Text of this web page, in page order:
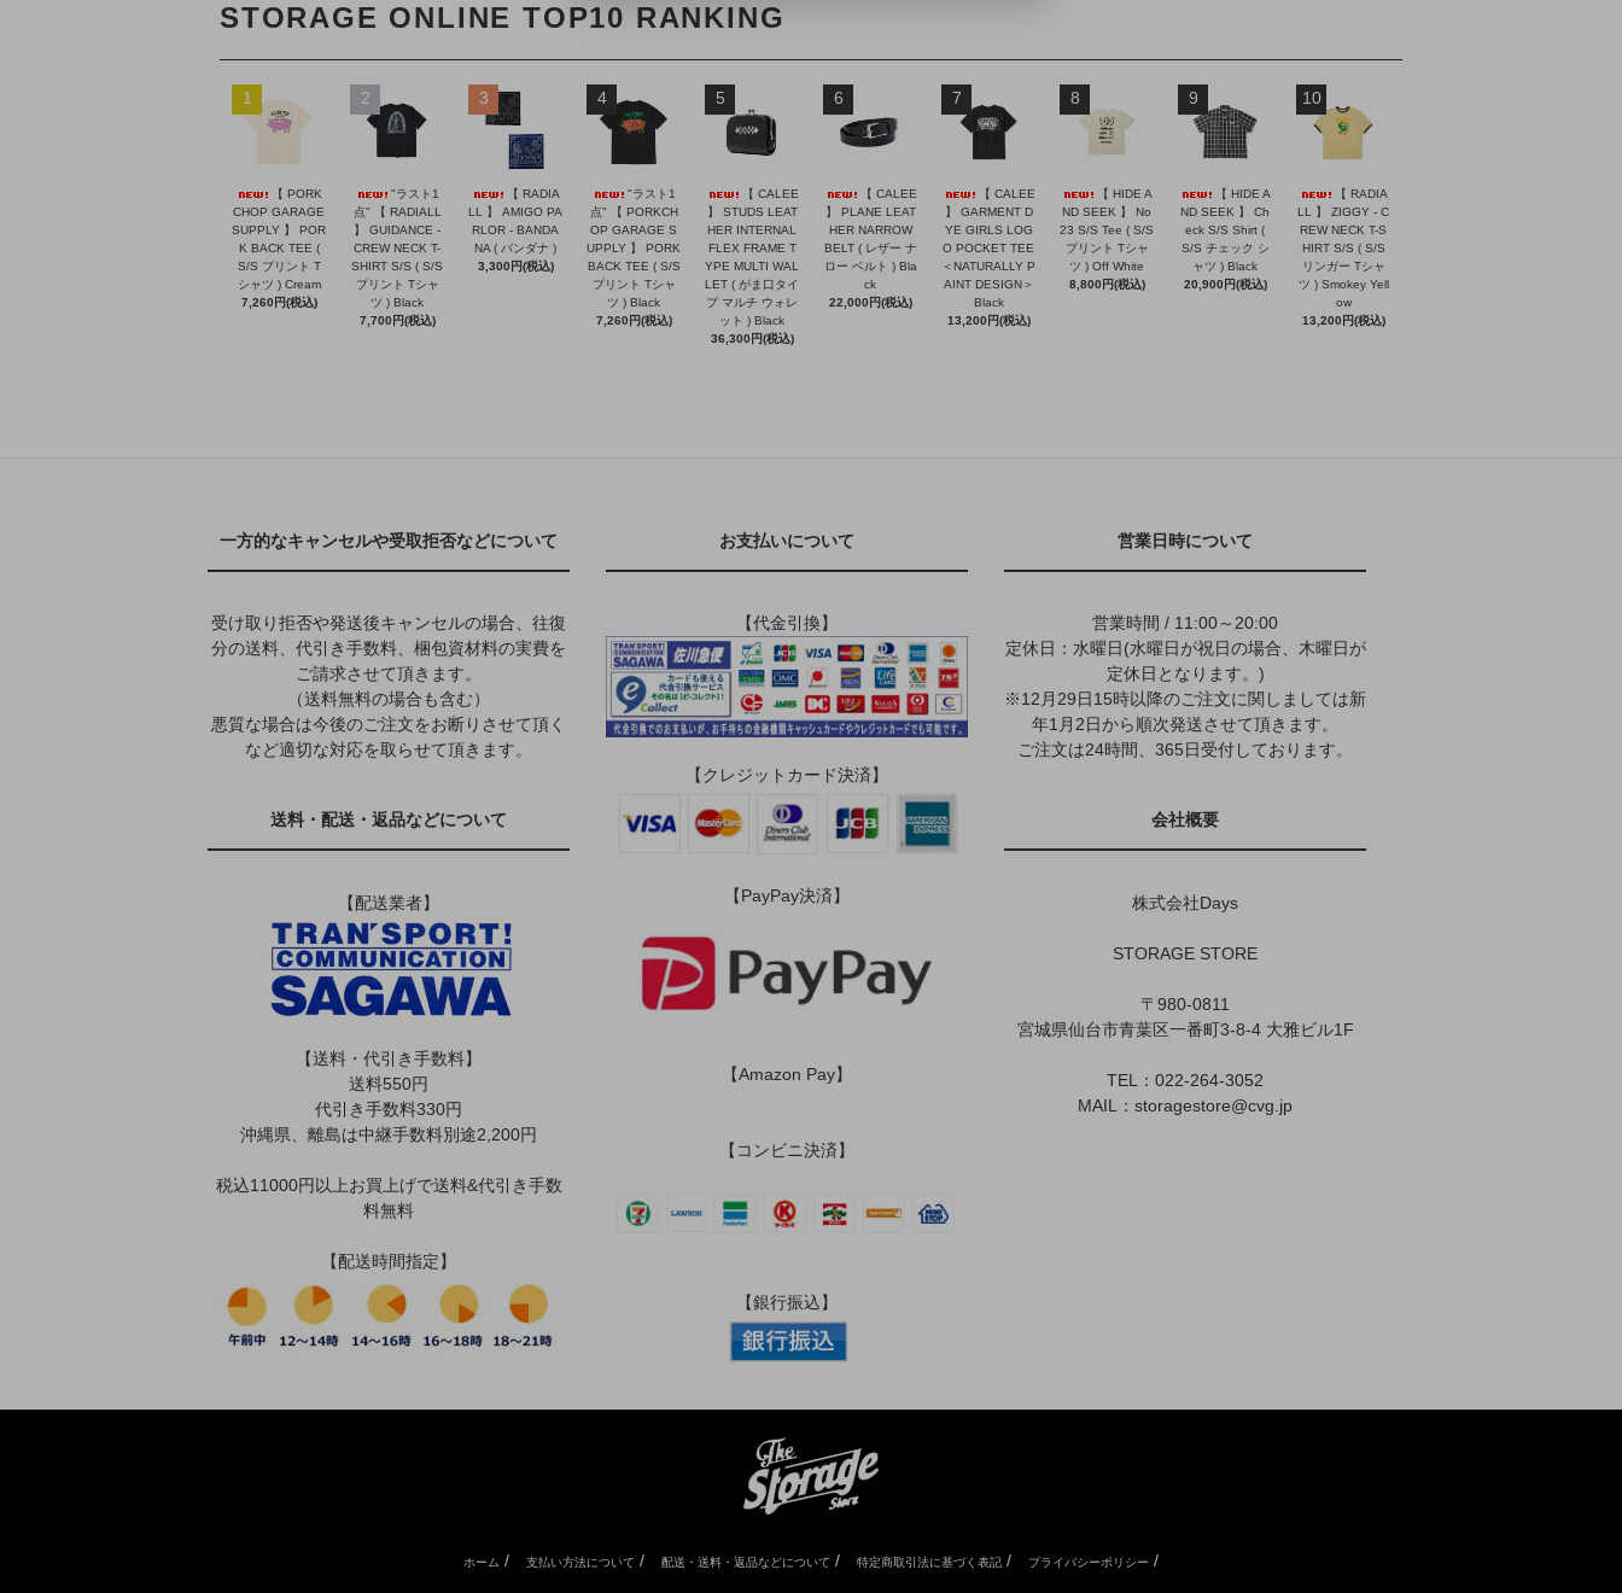
STORAGE ONLINE TOP10 RANKING
1
【 PORK
CHOP GARAGE
SUPPLY 】 POR
K BACK TEE (
S/S プリント T
シャツ ) Cream
7,260円(税込)
2
"ラスト1
点" 【 RADIALL
】 GUIDANCE -
CREW NECK T-
SHIRT S/S ( S/S
プリント Tシャ
ツ ) Black
7,700円(税込)
3
【 RADIA
LL 】 AMIGO PA
RLOR - BANDA
NA ( バンダナ )
3,300円(税込)
4
"ラスト1
点" 【 PORKCH
OP GARAGE S
UPPLY 】 PORK
BACK TEE ( S/S
プリント Tシャ
ツ ) Black
7,260円(税込)
5
【 CALEE
】 STUDS LEAT
HER INTERNAL
FLEX FRAME T
YPE MULTI WAL
LET ( がま口タイ
プ マルチ ウォレ
ット ) Black
36,300円(税込)
6
【 CALEE
】 PLANE LEAT
HER NARROW
BELT ( レザー ナ
ロー ベルト ) Bla
ck
22,000円(税込)
7
【 CALEE
】 GARMENT D
YE GIRLS LOG
O POCKET TEE
＜NATURALLY P
AINT DESIGN＞
Black
13,200円(税込)
8
【 HIDE A
ND SEEK 】 No
23 S/S Tee ( S/S
プリント Tシャ
ツ ) Off White
8,800円(税込)
9
【 HIDE A
ND SEEK 】 Ch
eck S/S Shirt (
S/S チェック シ
ャツ ) Black
20,900円(税込)
10
【 RADIA
LL 】 ZIGGY - C
REW NECK T-S
HIRT S/S ( S/S
リンガー Tシャ
ツ ) Smokey Yell
ow
13,200円(税込)
一方的なキャンセルや受取拒否などについて
受け取り拒否や発送後キャンセルの場合、往復
分の送料、代引き手数料、梱包資材料の実費を
ご請求させて頂きます。
（送料無料の場合も含む）
悪質な場合は今後のご注文をお断りさせて頂く
など適切な対応を取らせて頂きます。
送料・配送・返品などについて
【配送業者】
【送料・代引き手数料】
送料550円
代引き手数料330円
沖縄県、離島は中継手数料別途2,200円
税込11000円以上お買上げで送料&代引き手数
料無料
【配送時間指定】
お支払いについて
【代金引換】
【クレジットカード決済】
【PayPay決済】
【Amazon Pay】
【コンビニ決済】
【銀行振込】
営業日時について
営業時間 / 11:00～20:00
定休日：水曜日(水曜日が祝日の場合、木曜日が
定休日となります。)
※12月29日15時以降のご注文に関しましては新
年1月2日から順次発送させて頂きます。
ご注文は24時間、365日受付しております。
会社概要
株式会社Days
STORAGE STORE
〒980-0811
宮城県仙台市青葉区一番町3-8-4 大雅ビル1F
TEL：022-264-3052
MAIL： storagestore@cvg.jp
ホーム / 支払い方法について / 配送・送料・返品などについて / 特定商取引法に基づく表記 / プライバシーポリシー /